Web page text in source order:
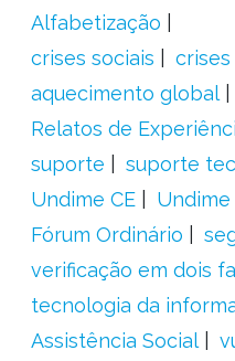
Alfabetização
crises sociais
crises
aquecimento global
Relatos de
suporte
suporte
Undime CE
Undime
Fórum Ordinário
verificação em dois
tecnologia da
Assistência Social